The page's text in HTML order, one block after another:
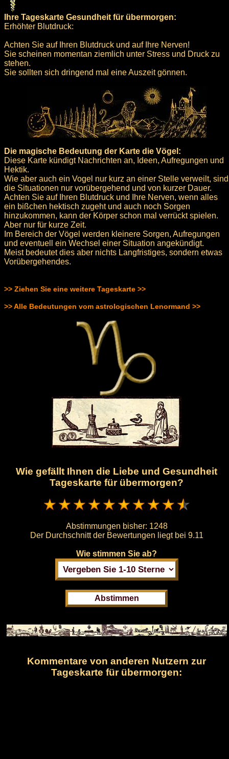
Ihre Tageskarte Gesundheit für übermorgen:
Erhöhter Blutdruck:
Achten Sie auf Ihren Blutdruck und auf Ihre Nerven!
Sie scheinen momentan ziemlich unter Stress und Druck zu
stehen.
Sie sollten sich dringend mal eine Auszeit gönnen.
Die magische Bedeutung der Karte die Vögel:
Diese Karte kündigt Nachrichten an, Ideen, Aufregungen und
Hektik.
Wie aber auch ein Vogel nur kurz an einer Stelle verweilt, sind
die Situationen nur vorübergehend und von kurzer Dauer.
Achten Sie auf Ihren Blutdruck und Ihre Nerven, wenn alles
ein bißchen hektisch zugeht und auch noch Sorgen
hinzukommen, kann der Körper schon mal verrückt spielen.
Aber nur für kurze Zeit.
Im Bereich der Vögel werden kleinere Sorgen, Aufregungen
und eventuell ein Wechsel einer Situation angekündigt.
Meist bedeutet dies aber nichts Langfristiges, sondern etwas
Vorübergehendes.
>> Ziehen Sie eine weitere Tageskarte >>
>> Alle Bedeutungen vom astrologischen Lenormand >>
Wie gefällt Ihnen die Liebe und Gesundheit
Tageskarte für übermorgen?
Abstimmungen bisher: 1248
Der Durchschnitt der Bewertungen liegt bei 9.11
Wie stimmen Sie ab?
Kommentare von anderen Nutzern zur
Tageskarte für übermorgen: